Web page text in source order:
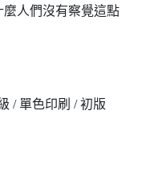
人們沒有察覺這點
/ 單色印刷 / 初版